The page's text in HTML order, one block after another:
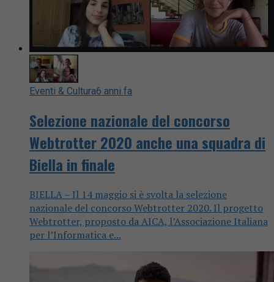
Eventi & Cultura6 anni fa
Selezione nazionale del concorso
Webtrotter 2020 anche una squadra di
Biella in finale
BIELLA – Il 14 maggio si è svolta la selezione
nazionale del concorso Webtrotter 2020. Il progetto
Webtrotter, proposto da AICA, l’Associazione Italiana
per l’Informatica e...